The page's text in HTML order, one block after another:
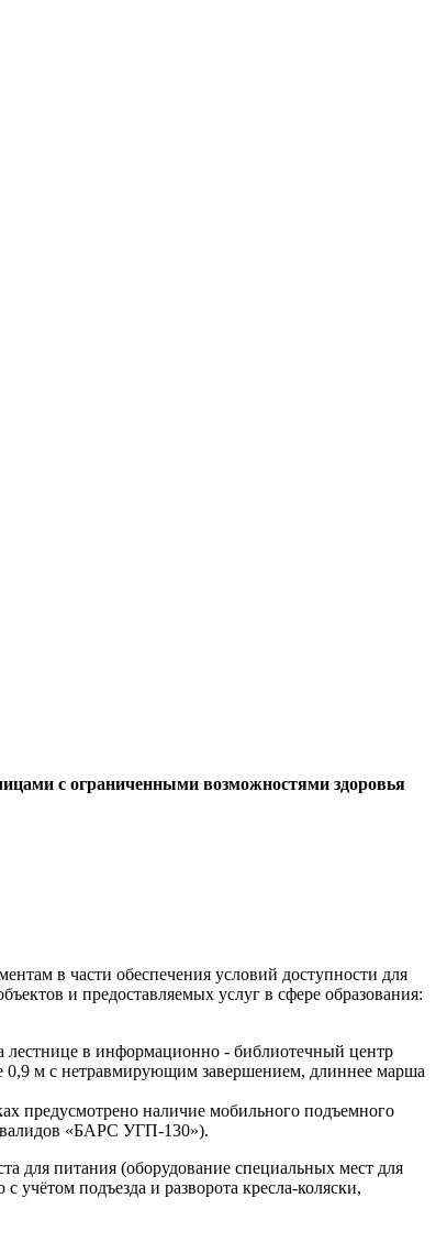
с ограниченными возможностями здоровья
в части обеспечения условий доступности для
и предоставляемых услуг в сфере образования:
лестнице в информационно - библиотечный центр
0,9 м с нетравмирующим завершением, длиннее марша
предусмотрено наличие мобильного подъемного
«БАРС УГП-130»).
для питания (оборудование специальных мест для
учётом подъезда и разворота кресла-коляски,